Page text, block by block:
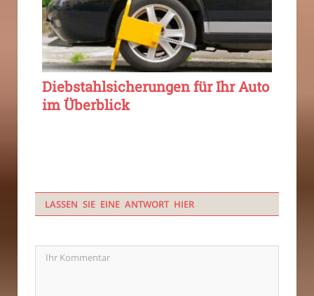
Diebstahlsicherungen für Ihr Auto
im Überblick
LASSEN SIE EINE ANTWORT HIER